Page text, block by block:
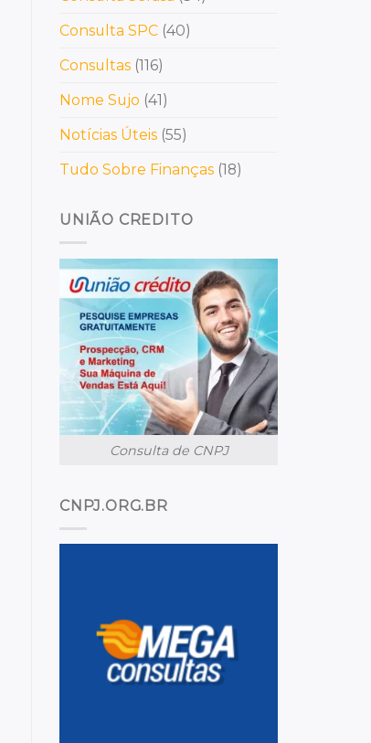
Consulta SPC (40)
Consultas (116)
Nome Sujo (41)
Notícias Úteis (55)
Tudo Sobre Finanças (18)
UNIÃO CREDITO
Consulta de CNPJ
CNPJ.ORG.BR